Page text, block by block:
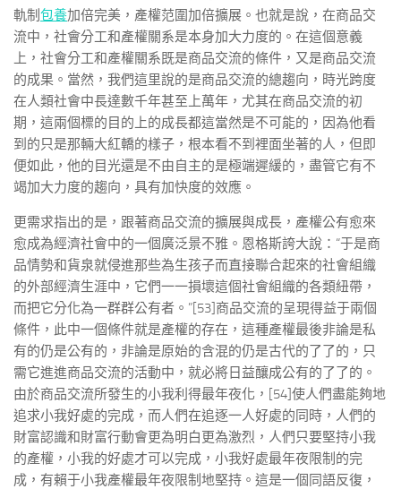
軌制包養加倍完美，產權范圍加倍擴展。也就是說，在商品交
流中，社會分工和產權關系是本身加大力度的。在這個意義
上，社會分工和產權關系既是商品交流的條件，又是商品交流
的成果。當然，我們這里說的是商品交流的總趨向，時光跨度
在人類社會中長達數千年甚至上萬年，尤其在商品交流的初
期，這兩個標的目的上的成長都這當然是不可能的，因為他看
到的只是那輛大紅轎的樣子，根本看不到裡面坐著的人，但即
便如此，他的目光還是不由自主的是極端遲緩的，盡管它有不
竭加大力度的趨向，具有加快度的效應。
更需求指出的是，跟著商品交流的擴展與成長，產權公有愈來
愈成為經濟社會中的一個廣泛景不雅。恩格斯誇大說：“于是商
品情勢和貨泉就侵進那些為生孩子而直接聯合起來的社會組織
的外部經濟生涯中，它們一一損壞這個社會組織的各類紐帶，
而把它分化為一群群公有者。”[53]商品交流的呈現得益于兩個
條件，此中一個條件就是產權的存在，這種產權最後非論是私
有的仍是公有的，非論是原始的含混的仍是古代的了了的，只
需它進進商品交流的活動中，就必將日益釀成公有的了了的。
由於商品交流所發生的小我利得最年夜化，[54]使人們盡能夠地
追求小我好處的完成，而人們在追逐一人好處的同時，人們的
財富認識和財富行動會更為明白更為激烈，人們只要堅持小我
的產權，小我的好處才可以完成，小我好處最年夜限制的完
成，有賴于小我產權最年夜限制地堅持。這是一個同語反復，